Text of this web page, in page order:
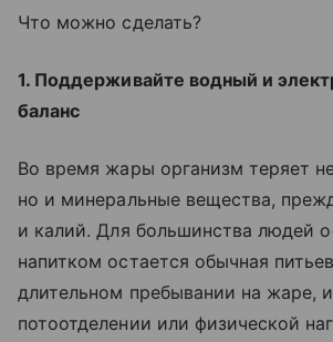
Что можно сделать?
1. Поддерживайте водный и
баланс
Во время жары организм теряет
но и минеральные вещества,
и калий. Для большинства людей
напитком остается обычная
длительном пребывании на жаре,
потоотделении или физической